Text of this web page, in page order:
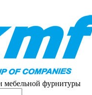
мебельной фурнитуры